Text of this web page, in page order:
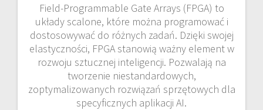
Field-Programmable Gate Arrays (FPGA) to
układy scalone, które można programować i
dostosowywać do różnych zadań. Dzięki swojej
elastyczności, FPGA stanowią ważny element w
rozwoju sztucznej inteligencji. Pozwalają na
tworzenie niestandardowych,
zoptymalizowanych rozwiązań sprzętowych dla
specyficznych aplikacji AI.